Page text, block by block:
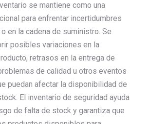
se mantiene como una
para enfrentar incertidumbres
en la cadena de suministro. Se
posibles variaciones en la
retrasos en la entrega de
de calidad u otros eventos
puedan afectar la disponibilidad de
El inventario de seguridad ayuda
de falta de stock y garantiza que